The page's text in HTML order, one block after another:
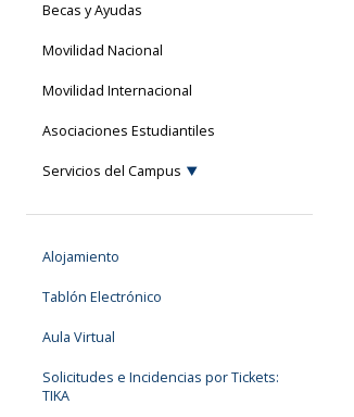
Becas y Ayudas
Movilidad Nacional
Movilidad Internacional
Asociaciones Estudiantiles
Servicios del Campus
Alojamiento
Tablón Electrónico
Aula Virtual
Solicitudes e Incidencias por Tickets:
TIKA